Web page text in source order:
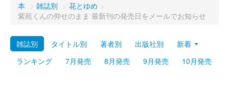
購入管理
Myシェルフ
プレミアム
本 > 雑誌別 > 花とゆめ >
紫苑くんの仰せのまま 最新刊の発売日をメールでお知らせ
雑誌別 タイトル別 著者別 出版社別
新着
ランキング
7月発売 8月発売 9月発売 10月発売